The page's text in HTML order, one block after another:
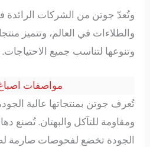
وتُعدّ جوتن من الشركات الرائدة
والطلاءات في العالم، وتتميز
وتنوعها لتناسب جميع الاحتياجات.
مواصفات
تُعرف جوتن بمنتجاتها عالية
ومقاومة للتآكل والبهتان. تُصنع
الجودة تخضع لفحوصات صارمة